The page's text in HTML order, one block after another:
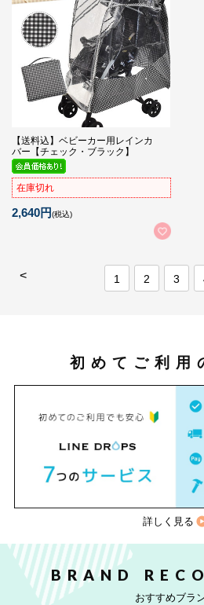
【送料込】ベビーカー用レインカ
バー【チェック・ブラック】
在庫切れ
2,640円(税込)
< 1 2 3
初めてご利用
詳しく見る
BRAND
おすすめブラ